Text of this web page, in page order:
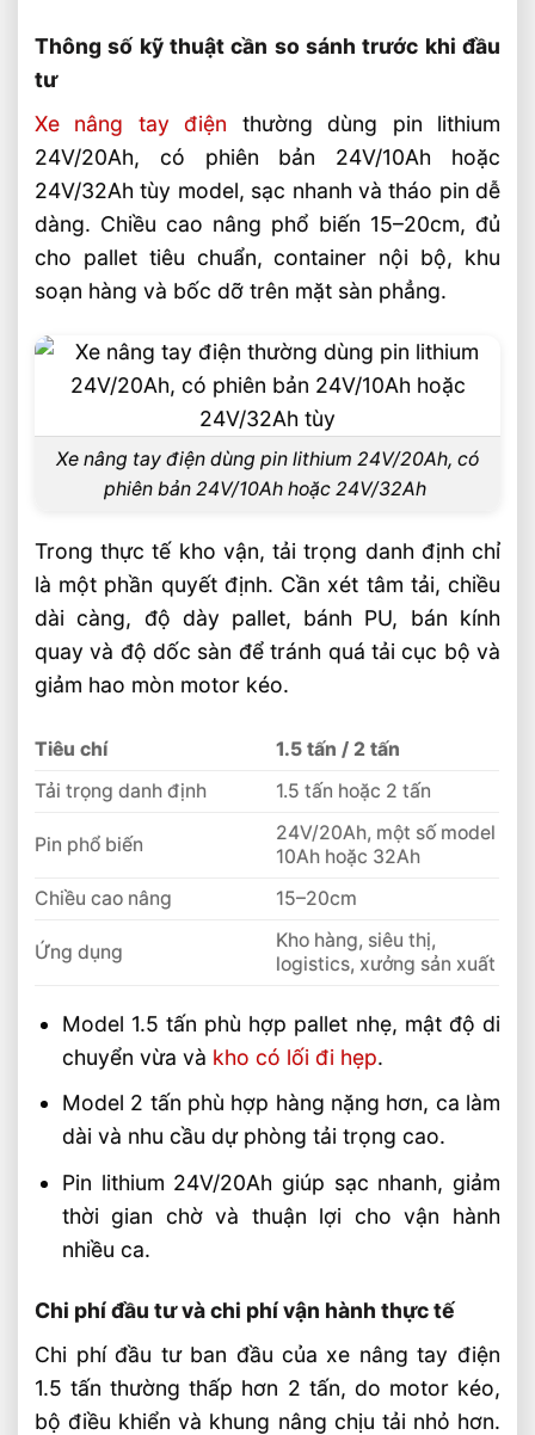
Video: Có Nên Mua Xe Nâng Tay Điện 1.5
Sản phẩm đề xuất
Liên hệ mua sản phẩm
Bài Viết Liên Quan
Xe Nâng Lithium Tải Trọng Nào Phù Hợp
Cho Kho Logistics
Theo Từng Tải Trọng
Xe Nâng Lithium 2 Tấn Và 3 Tấn Khác
Nhau Thế Nào
So Sánh Xe Nâng Lithium 1.5 Tấn Và 2
Tấn Nên Chọn Loại Nào
Chọn Xe Nâng Lithium Theo Nhu Cầu Sử
Xe Nâng Điện Lithium Tải Trọng Nào Phù
Hợp Cho Kho Nhỏ
Xe Nâng Điện Lithium Tải Trọng 1.5 Đến 5
Tấn Bền Bỉ
Phân Loại Xe Nâng Điện Lithium Theo Tải
Thông số kỹ thuật cần so sánh trước khi đầu
tư
Xe nâng tay điện thường dùng pin lithium
24V/20Ah, có phiên bản 24V/10Ah hoặc
24V/32Ah tùy model, sạc nhanh và tháo pin dễ
dàng. Chiều cao nâng phổ biến 15–20cm, đủ
cho pallet tiêu chuẩn, container nội bộ, khu
soạn hàng và bốc dỡ trên mặt sàn phẳng.
Xe nâng tay điện dùng pin lithium 24V/20Ah, có
phiên bản 24V/10Ah hoặc 24V/32Ah
Trong thực tế kho vận, tải trọng danh định chỉ
là một phần quyết định. Cần xét tâm tải, chiều
dài càng, độ dày pallet, bánh PU, bán kính
quay và độ dốc sàn để tránh quá tải cục bộ và
giảm hao mòn motor kéo.
Tiêu chí
1.5 tấn / 2 tấn
Tải trọng danh định
1.5 tấn hoặc 2 tấn
Pin phổ biến
24V/20Ah, một số model
10Ah hoặc 32Ah
Chiều cao nâng
15–20cm
Ứng dụng
Kho hàng, siêu thị,
logistics, xưởng sản xuất
Model 1.5 tấn phù hợp pallet nhẹ, mật độ di
chuyển vừa và kho có lối đi hẹp.
Model 2 tấn phù hợp hàng nặng hơn, ca làm
dài và nhu cầu dự phòng tải trọng cao.
Pin lithium 24V/20Ah giúp sạc nhanh, giảm
thời gian chờ và thuận lợi cho vận hành
nhiều ca.
Chi phí đầu tư và chi phí vận hành thực tế
Chi phí đầu tư ban đầu của xe nâng tay điện
1.5 tấn thường thấp hơn 2 tấn, do motor kéo,
bộ điều khiển và khung nâng chịu tải nhỏ hơn.